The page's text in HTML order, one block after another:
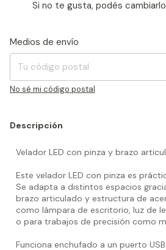
Si no te gusta, podés
Entregas para el CP:
Medios de envío
No sé mi código postal
Descripción
Velador LED con pinza y brazo
Este velador LED con pinza es
Se adapta a distintos espacios
brazo articulado y estructura de
como lámpara de escritorio, luz de
o para trabajos de precisión como
Funciona enchufado a un puerto